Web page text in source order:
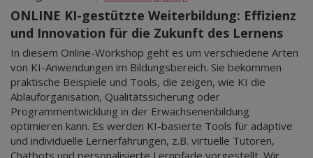
ONLINE KI-gestützte Weiterbildung: Effizienz
und Innovation für die Zukunft des Lernens
In diesem Online-Workshop geht es um verschiedene Arten
von KI-Anwendungen im Bildungsbereich. Sie bekommen
praktische Beispiele und Tools, die zeigen, wie KI die
Ablauforganisation, Qualitätssicherung oder
Programmentwicklung in der Erwachsenenbildung
optimieren kann. Es werden KI-basierte Tools für adaptive
und individuelle Lernerfahrungen, z.B. virtuelle Tutoren,
Chatbots und personalisierte Lernpfade vorgestellt. Wir